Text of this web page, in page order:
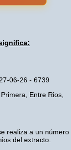
06-26 - 6739
Entre Rios,
realiza a un número
del extracto.